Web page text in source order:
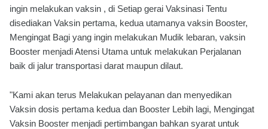
ingin melakukan vaksin , di Setiap gerai Vaksinasi Tentu
disediakan Vaksin pertama, kedua utamanya vaksin Booster,
Mengingat Bagi yang ingin melakukan Mudik lebaran, vaksin
Booster menjadi Atensi Utama untuk melakukan Perjalanan
baik di jalur transportasi darat maupun dilaut.
"Kami akan terus Melakukan pelayanan dan menyedikan
Vaksin dosis pertama kedua dan Booster Lebih lagi, Mengingat
Vaksin Booster menjadi pertimbangan bahkan syarat untuk